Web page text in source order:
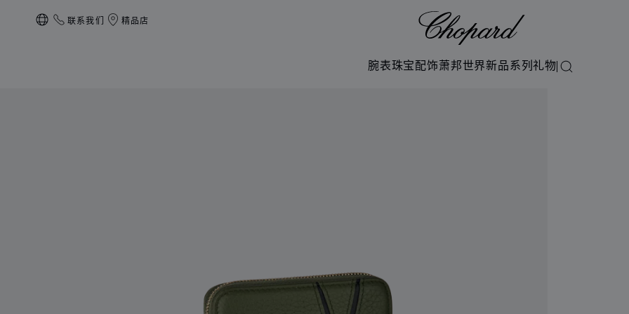
本地化（更改国家/地区）
联系我们 精品店
腕表珠宝配饰萧邦世界新品系列礼物搜索